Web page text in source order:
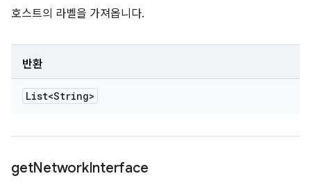
호스트의 라벨을 가져옵니다.
반환
List<String>
getNetworkInterface